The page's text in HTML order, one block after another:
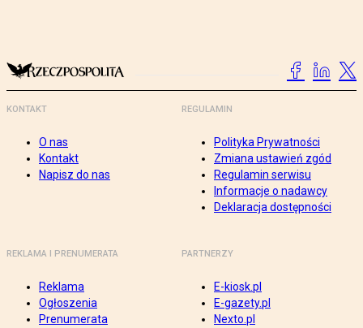
KONTAKT
O nas
Kontakt
Napisz do nas
REGULAMIN
Polityka Prywatności
Zmiana ustawień zgód
Regulamin serwisu
Informacje o nadawcy
Deklaracja dostępności
REKLAMA I PRENUMERATA
Reklama
Ogłoszenia
Prenumerata
PARTNERZY
E-kiosk.pl
E-gazety.pl
Nexto.pl